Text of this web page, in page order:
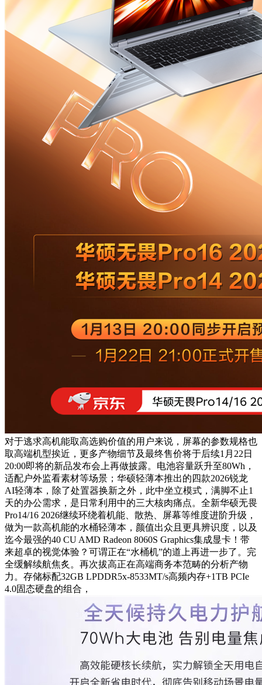
对于逃求高机能取高选购价值的用户来说，屏幕的参数规格也
取高端机型挨近，更多产物细节及最终售价将于后续1月22日
20:00即将的新品发布会上再做披露。电池容量跃升至80Wh，
适配户外监看素材等场景；华硕轻薄本推出的四款2026锐龙
AI轻薄本，除了处置器换新之外，此中坐立模式，满脚不止1
天的办公需求，是日常利用中的三大核肉痛点。全新华硕无畏
Pro14/16 2026继续环绕着机能、散热、屏幕等维度进阶升级，
做为一款高机能的水桶轻薄本，颜值出众且更具辨识度，以及
迄今最强的40 CU AMD Radeon 8060S Graphics集成显卡！带
来超卓的视觉体验？可谓正在“水桶机”的道上再进一步了。完
全缓解续航焦炙。再次拔高正在高端商务本范畴的分析产物
力。存储标配32GB LPDDR5x-8533MT/s高频内存+1TB PCIe
4.0固态硬盘的组合，